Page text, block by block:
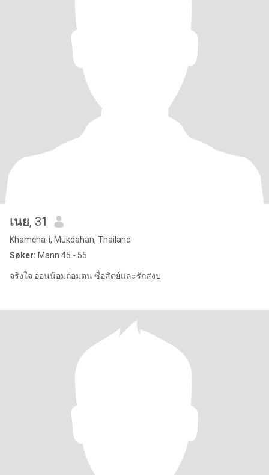
เนย, 31
Khamcha-i, Mukdahan, Thailand
Søker: Mann 45 - 55
จริงใจ อ่อนน้อมถ่อมตน ซื่อสัตย์และรักสงบ